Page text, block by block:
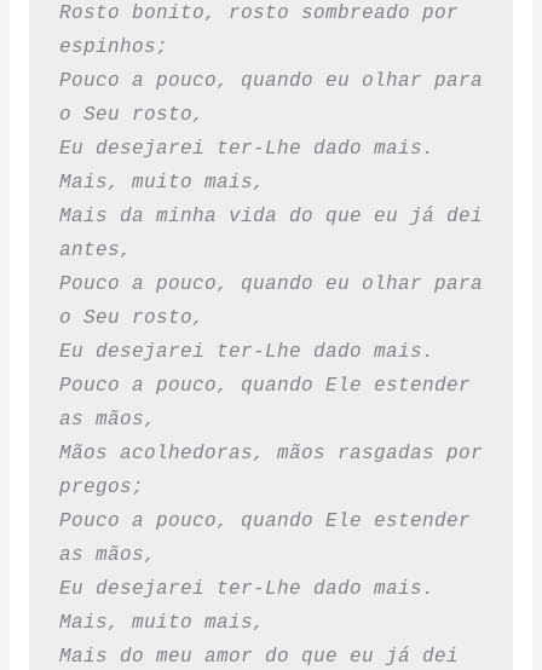
Rosto bonito, rosto sombreado por
espinhos;
Pouco a pouco, quando eu olhar para
o Seu rosto,
Eu desejarei ter-Lhe dado mais.
Mais, muito mais,
Mais da minha vida do que eu já dei
antes,
Pouco a pouco, quando eu olhar para
o Seu rosto,
Eu desejarei ter-Lhe dado mais.
Pouco a pouco, quando Ele estender
as mãos,
Mãos acolhedoras, mãos rasgadas por
pregos;
Pouco a pouco, quando Ele estender
as mãos,
Eu desejarei ter-Lhe dado mais.
Mais, muito mais,
Mais do meu amor do que eu já dei